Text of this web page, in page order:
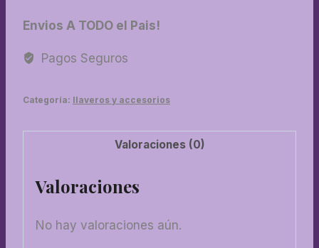
7
chico
Envios A TODO el Pais!
Pagos Seguros
Categoría: llaveros y accesorios
Valoraciones (0)
Valoraciones
No hay valoraciones aún.